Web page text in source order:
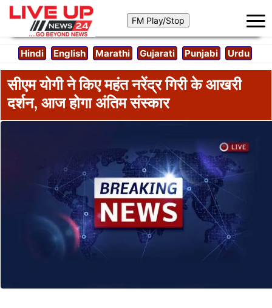
Hindi English Marathi Gujarati Punjabi Urdu
सीएम योगी ने किए महंत नरेंद्र गिरी के आखरी
दर्शन, आज होगा अंतिम संस्कार